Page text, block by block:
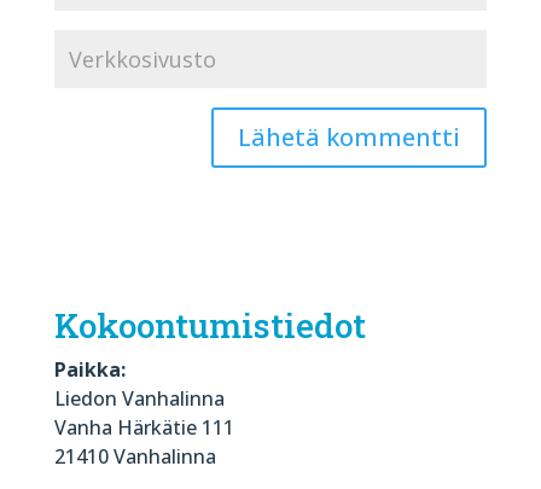
Kokoontumistiedot
Paikka:
Liedon Vanhalinna
Vanha Härkätie 111
21410 Vanhalinna